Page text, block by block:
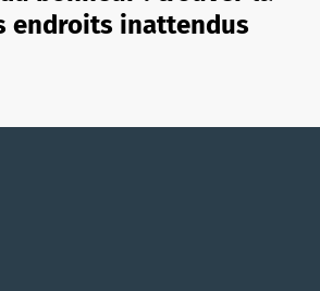
endroits inattendus